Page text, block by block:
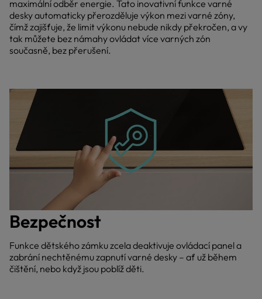
maximální odběr energie. Tato inovativní funkce varné
desky automaticky přerozděluje výkon mezi varné zóny,
čímž zajišťuje, že limit výkonu nebude nikdy překročen, a vy
tak můžete bez námahy ovládat více varných zón
současně, bez přerušení.
Bezpečnost
Funkce dětského zámku zcela deaktivuje ovládací panel a
zabrání nechtěnému zapnutí varné desky – ať už během
čištění, nebo když jsou poblíž děti.